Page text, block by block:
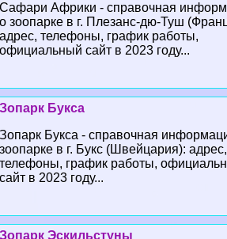
Сафари Африки - справочная
о зоопарке в г. Плезанс-дю-Туш
адрес, телефоны, график работы,
официальный сайт в 2023 году...
Зопарк Букса
Зопарк Букса - справочная
зоопарке в г. Букс (Швейцария): адрес,
телефоны, график работы,
сайт в 2023 году...
Зопарк Эскильстуны